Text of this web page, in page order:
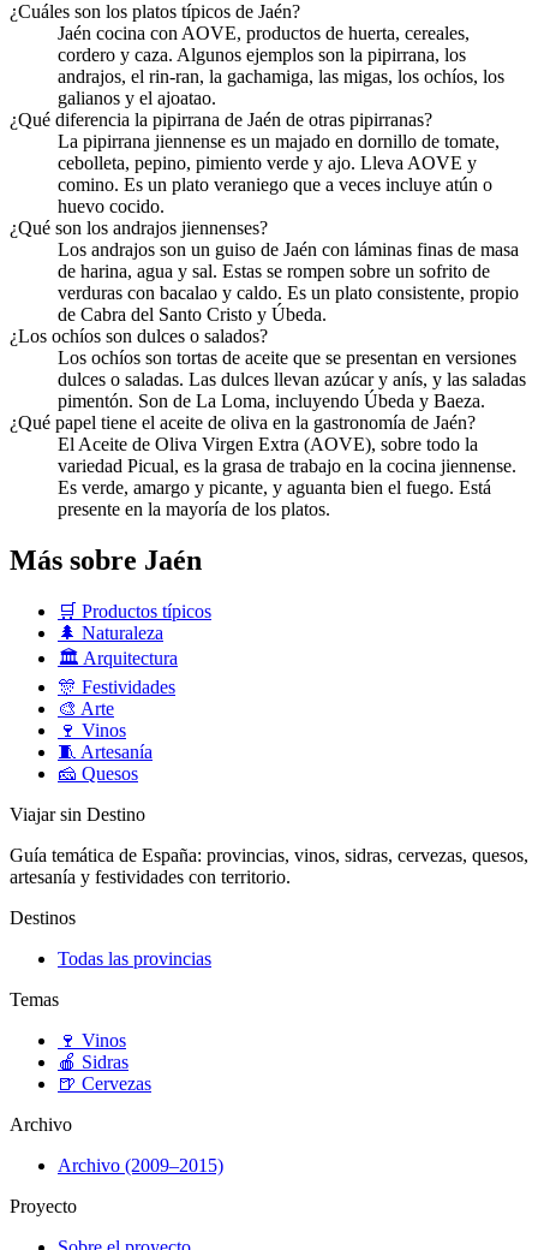
¿Cuáles son los platos típicos de Jaén?
Jaén cocina con AOVE, productos de huerta, cereales,
cordero y caza. Algunos ejemplos son la pipirrana, los
andrajos, el rin-ran, la gachamiga, las migas, los ochíos, los
galianos y el ajoatao.
¿Qué diferencia la pipirrana de Jaén de otras pipirranas?
La pipirrana jiennense es un majado en dornillo de tomate,
cebolleta, pepino, pimiento verde y ajo. Lleva AOVE y
comino. Es un plato veraniego que a veces incluye atún o
huevo cocido.
¿Qué son los andrajos jiennenses?
Los andrajos son un guiso de Jaén con láminas finas de masa
de harina, agua y sal. Estas se rompen sobre un sofrito de
verduras con bacalao y caldo. Es un plato consistente, propio
de Cabra del Santo Cristo y Úbeda.
¿Los ochíos son dulces o salados?
Los ochíos son tortas de aceite que se presentan en versiones
dulces o saladas. Las dulces llevan azúcar y anís, y las saladas
pimentón. Son de La Loma, incluyendo Úbeda y Baeza.
¿Qué papel tiene el aceite de oliva en la gastronomía de Jaén?
El Aceite de Oliva Virgen Extra (AOVE), sobre todo la
variedad Picual, es la grasa de trabajo en la cocina jiennense.
Es verde, amargo y picante, y aguanta bien el fuego. Está
presente en la mayoría de los platos.
Más sobre Jaén
🛒 Productos típicos
🌲 Naturaleza
🏛️ Arquitectura
🎊 Festividades
🎨 Arte
🍷 Vinos
🧵 Artesanía
🧀 Quesos
Viajar sin Destino
Guía temática de España: provincias, vinos, sidras, cervezas, quesos,
artesanía y festividades con territorio.
Destinos
Todas las provincias
Temas
🍷 Vinos
🍎 Sidras
🍺 Cervezas
Archivo
Archivo (2009–2015)
Proyecto